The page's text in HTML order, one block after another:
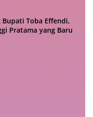
Toba Effendi,
Pratama yang Baru